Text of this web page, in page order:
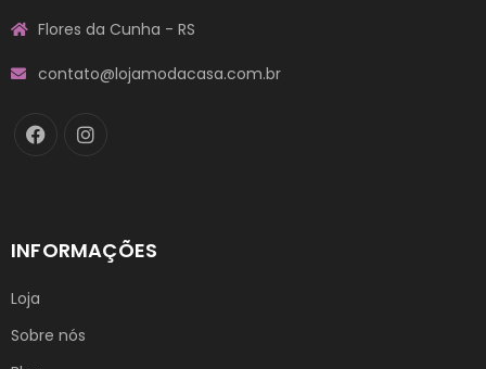
Flores da Cunha - RS
contato@lojamodacasa.com.br
INFORMAÇÕES
Loja
Sobre nós